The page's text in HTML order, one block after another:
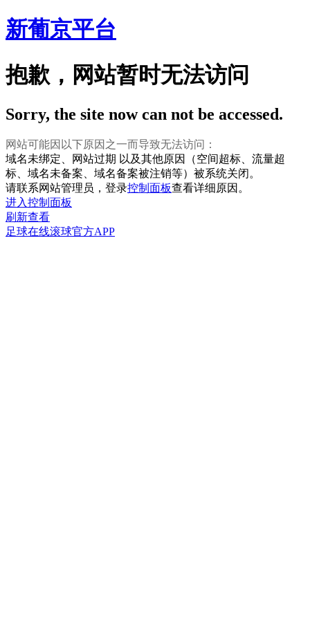
新葡京平台
抱歉，网站暂时无法访问
Sorry, the site now can not be accessed.
网站可能因以下原因之一而导致无法访问：
域名未绑定、网站过期 以及其他原因（空间超标、流量超
标、域名未备案、域名备案被注销等）被系统关闭。
请联系网站管理员，登录控制面板查看详细原因。
进入控制面板
刷新查看
足球在线滚球官方APP